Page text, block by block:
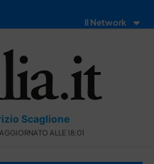
Il Network
Scaglione
ALLE 18:01